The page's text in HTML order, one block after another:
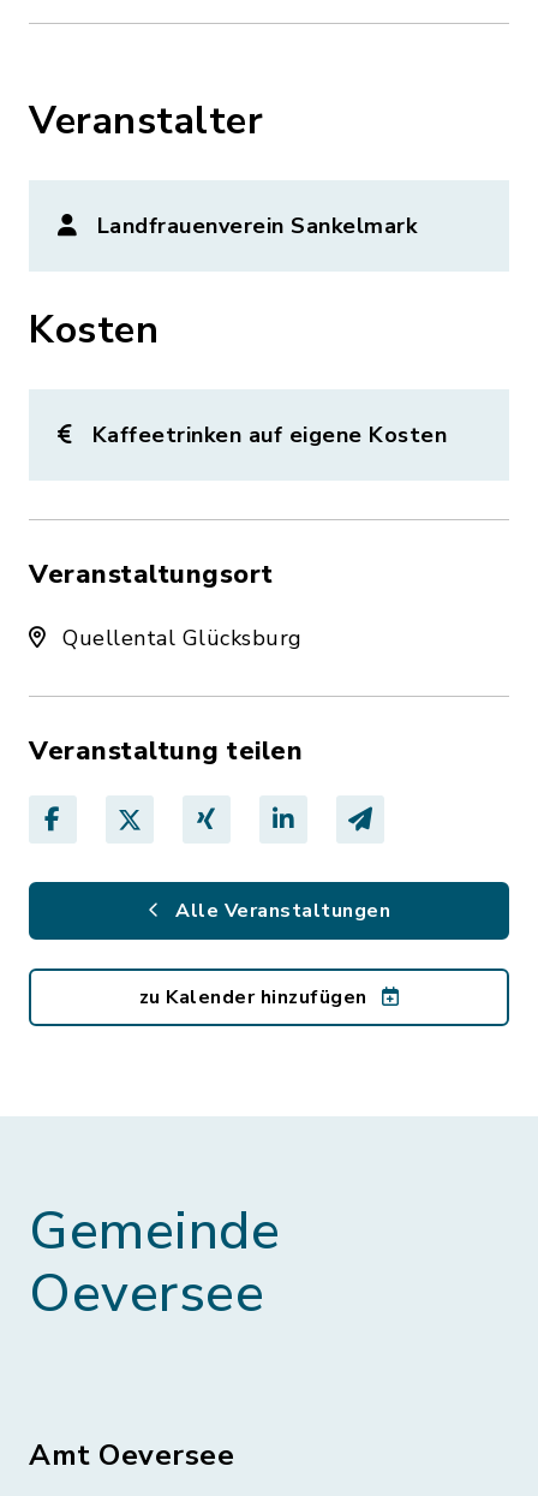
Veranstalter
Landfrauenverein Sankelmark
Kosten
Kaffeetrinken auf eigene Kosten
Veranstaltungsort
Quellental Glücksburg
Veranstaltung teilen
Alle Veranstaltungen
zu Kalender hinzufügen
Gemeinde
Oeversee
Amt Oeversee